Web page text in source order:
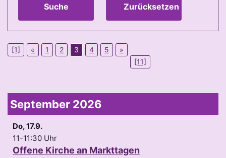
Suche Zurücksetzen
[1] « 1 2 3 4 5
»
[11]
September 2026
Do, 17.9.
11-11:30 Uhr
Offene Kirche an Markttagen